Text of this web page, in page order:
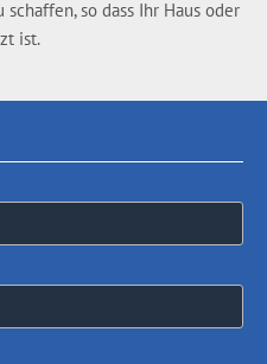
so dass Ihr Haus oder
ist.